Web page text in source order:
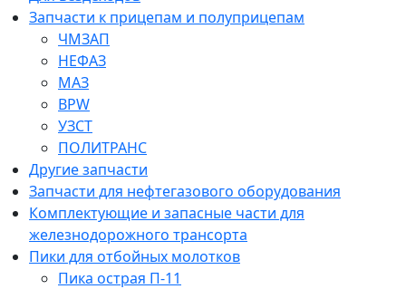
Запчасти к прицепам и полуприцепам
ЧМЗАП
НЕФАЗ
МАЗ
BPW
УЗСТ
ПОЛИТРАНС
Другие запчасти
Запчасти для нефтегазового оборудования
Комплектующие и запасные части для
железнодорожного трансорта
Пики для отбойных молотков
Пика острая П-11